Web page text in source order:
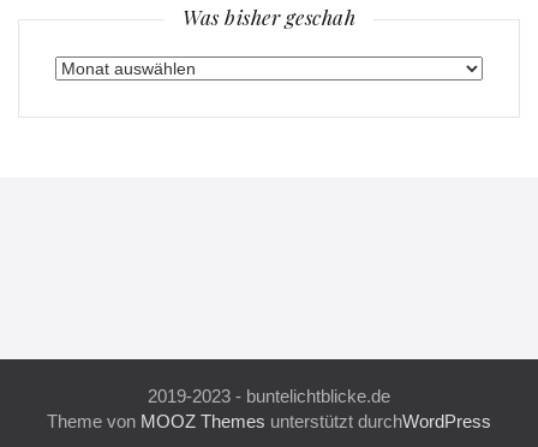
Was bisher geschah
Was
geschah
2019-2023 - buntelichtblicke.de
Theme von MOOZ Themes unterstützt durchWordPress